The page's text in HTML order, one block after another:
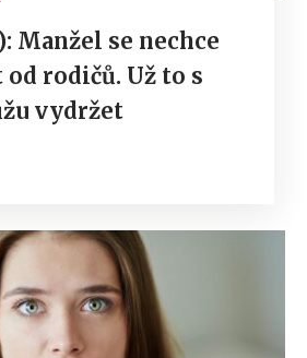
Manžel se nechce
rodičů. Už to s
vydržet